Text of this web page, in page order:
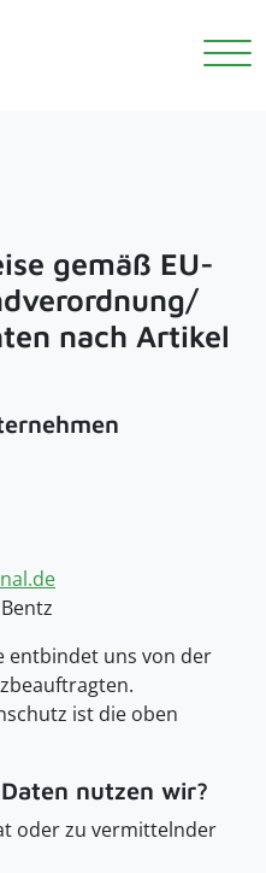
gemäß EU-
nach Artikel
entbindet uns von der
ist die oben
nutzen wir?
oder zu vermittelnder